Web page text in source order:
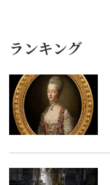
ランキング